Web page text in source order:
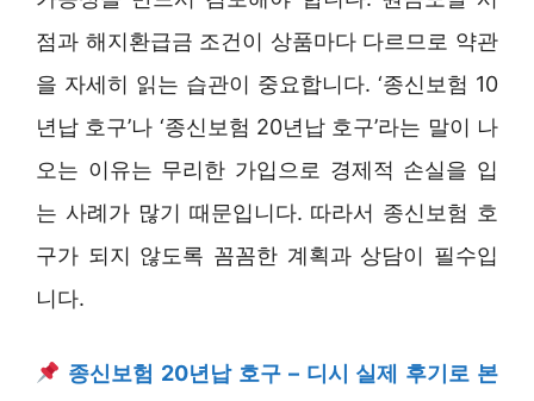
점과 해지환급금 조건이 상품마다 다르므로 약관
을 자세히 읽는 습관이 중요합니다. ‘종신보험 10
년납 호구’나 ‘종신보험 20년납 호구’라는 말이 나
오는 이유는 무리한 가입으로 경제적 손실을 입
는 사례가 많기 때문입니다. 따라서 종신보험 호
구가 되지 않도록 꼼꼼한 계획과 상담이 필수입
니다.
종신보험 20년납 호구 – 디시 실제 후기로 본